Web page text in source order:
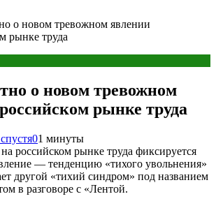
о новом тревожном явлении
рынке труда
о новом тревожном
рынке труда
01 минуты
российском рынке труда фиксируется
— тенденцию «тихого увольнения»
другой «тихий синдром» под названием
в разговоре с «Лентой.